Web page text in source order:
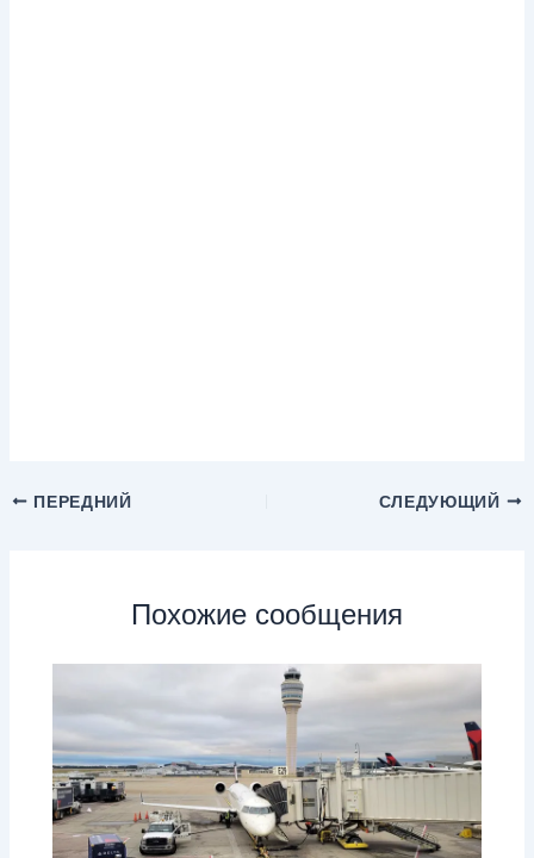
ПЕРЕДНИЙ СЛЕДУЮЩИЙ
Похожие сообщения